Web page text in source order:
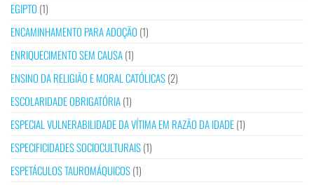
EGIPTO (1)
ENCAMINHAMENTO PARA ADOÇÃO (1)
ENRIQUECIMENTO SEM CAUSA(1)
ENSINO DA RELIGIÃO E MORAL CATÓLICAS(2)
ESCOLARIDADE OBRIGATÓRIA(1)
ESPECIAL VULNERABILIDADE DA VÍTIMA EM RAZÃO DA IDADE(1)
ESPECIFICIDADES SOCIOCULTURAIS(1)
ESPETÁCULOS TAUROMÁQUICOS(1)